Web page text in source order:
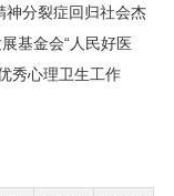
神分裂症回归社会杰
基金会“人民好医
秀心理卫生工作